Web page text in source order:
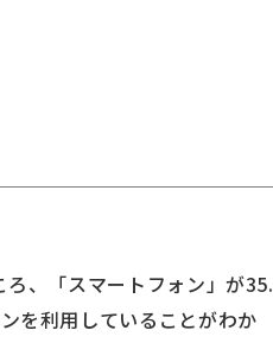
、「スマートフォン」が35.
を利用していることがわか